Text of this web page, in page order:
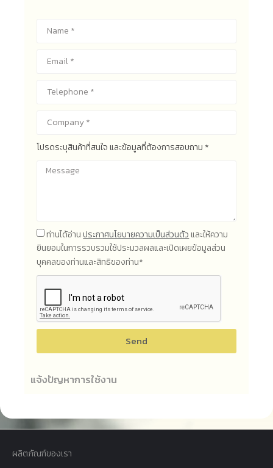
โปรดระบุสินค้าที่สนใจ และข้อมูลที่ต้องการสอบถาม *
ท่านได้อ่านประกาศนโยบายความเป็นส่วนตัวและให้ความ
ยินยอมในการรวบรวมใช้ประมวลผลและเปิดเผยข้อมูลส่วน
บุคคลของท่านและสิทธิของท่าน*
Send
แจ้งปัญหาการใช้งาน
ผลิตภัณฑ์ของเรา